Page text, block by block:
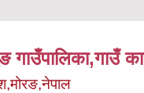
गाउँपालिका,गाउँ